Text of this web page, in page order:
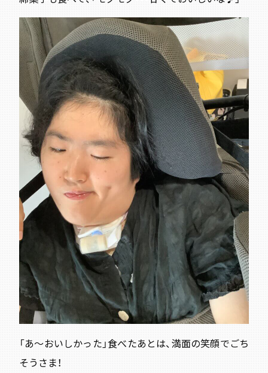
「あ～おいしかった 」食べたあとは、満面の笑顔でごち
そうさま！